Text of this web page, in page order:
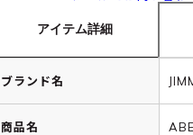
アイテム詳細
ブランド名
商品名